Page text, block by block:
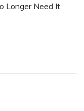
Longer Need It